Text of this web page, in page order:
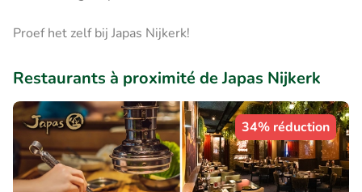
Proef het zelf bij Japas Nijkerk!
Restaurants à proximité de Japas Nijkerk
34% réduction